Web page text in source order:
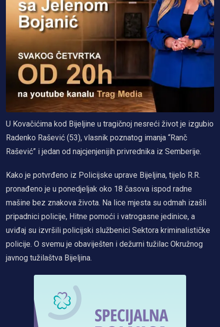
U Kovačićima kod Bijeljine u tragičnoj nesreći život je izgubio
Radenko Rašević (53), vlasnik poznatog imanja “Ranč
Rašević” i jedan od najcjenjenijih privrednika iz Semberije.
Kako je potvrđeno iz Policijske uprave Bijeljina, tijelo R.R.
pronađeno je u ponedjeljak oko 18 časova ispod radne
mašine bez znakova života. Na lice mjesta su odmah izašli
pripadnici policije, Hitne pomoći i vatrogasne jedinice, a
uviđaj su izvršili policijski službenici Sektora kriminalističke
policije. O svemu je obaviješten i dežurni tužilac Okružnog
javnog tužilaštva Bijeljina.